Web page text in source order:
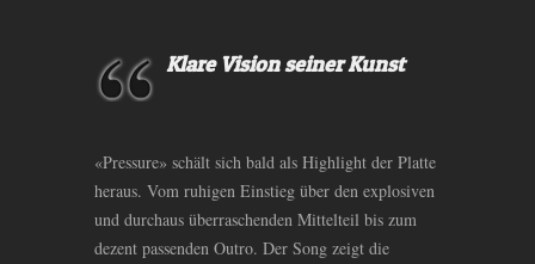
Klare Vision seiner Kunst
«Pressure» schält sich bald als Highlight der Platte
heraus. Vom ruhigen Einstieg über den explosiven
und durchaus überraschenden Mittelteil bis zum
dezent passenden Outro. Der Song zeigt die